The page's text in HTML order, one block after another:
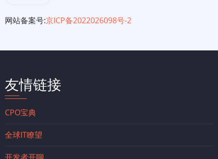
网站备案号:京ICP备2022026098号-2
友情链接
CPO宝典
全球IT瞭望
开发者开聊